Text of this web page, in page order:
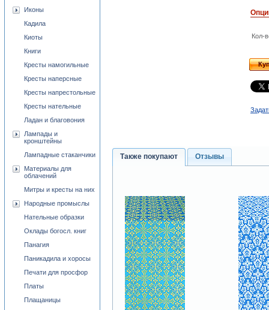
Кол-
Также покупают Отзывы
Иконы
Кадила
Киоты
Книги
Кресты намогильные
Кресты наперсные
Кресты напрестольные
Кресты нательные
Ладан и благовония
Лампады и
кронштейны
Лампадные стаканчики
Материалы для
облачений
Митры и кресты на них
Народные промыслы
Нательные образки
Оклады богосл. книг
Панагия
Паникадила и хоросы
Печати для просфор
Платы
Плащаницы